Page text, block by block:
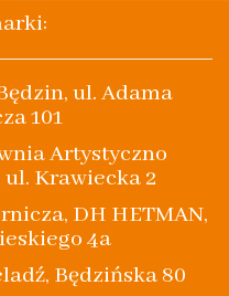
ul. Adama
101
Artystyczno
Krawiecka 2
DH HETMAN,
4a
Będzińska 80